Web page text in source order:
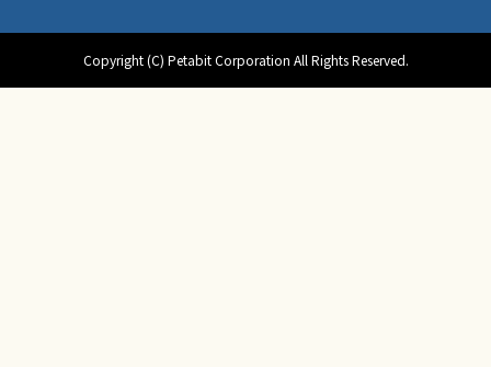
Copyright (C) Petabit Corporation All Rights Reserved.